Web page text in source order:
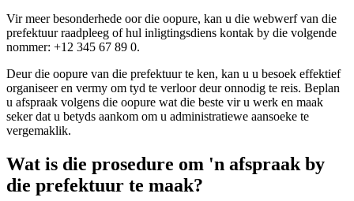
Vir meer besonderhede oor die oopure, kan u die webwerf van die
prefektuur raadpleeg of hul inligtingsdiens kontak by die volgende
nommer: +12 345 67 89 0.
Deur die oopure van die prefektuur te ken, kan u u besoek effektief
organiseer en vermy om tyd te verloor deur onnodig te reis. Beplan
u afspraak volgens die oopure wat die beste vir u werk en maak
seker dat u betyds aankom om u administratiewe aansoeke te
vergemaklik.
Wat is die prosedure om 'n afspraak by
die prefektuur te maak?